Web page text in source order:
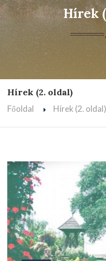
Hírek
Hírek (2. oldal)
Főoldal Hírek (2. oldal)